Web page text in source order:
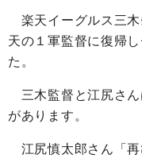
楽天イーグルス三木
天の１軍監督に復帰
た。
三木監督と江尻さん
があります。
江尻慎太郎さん「再